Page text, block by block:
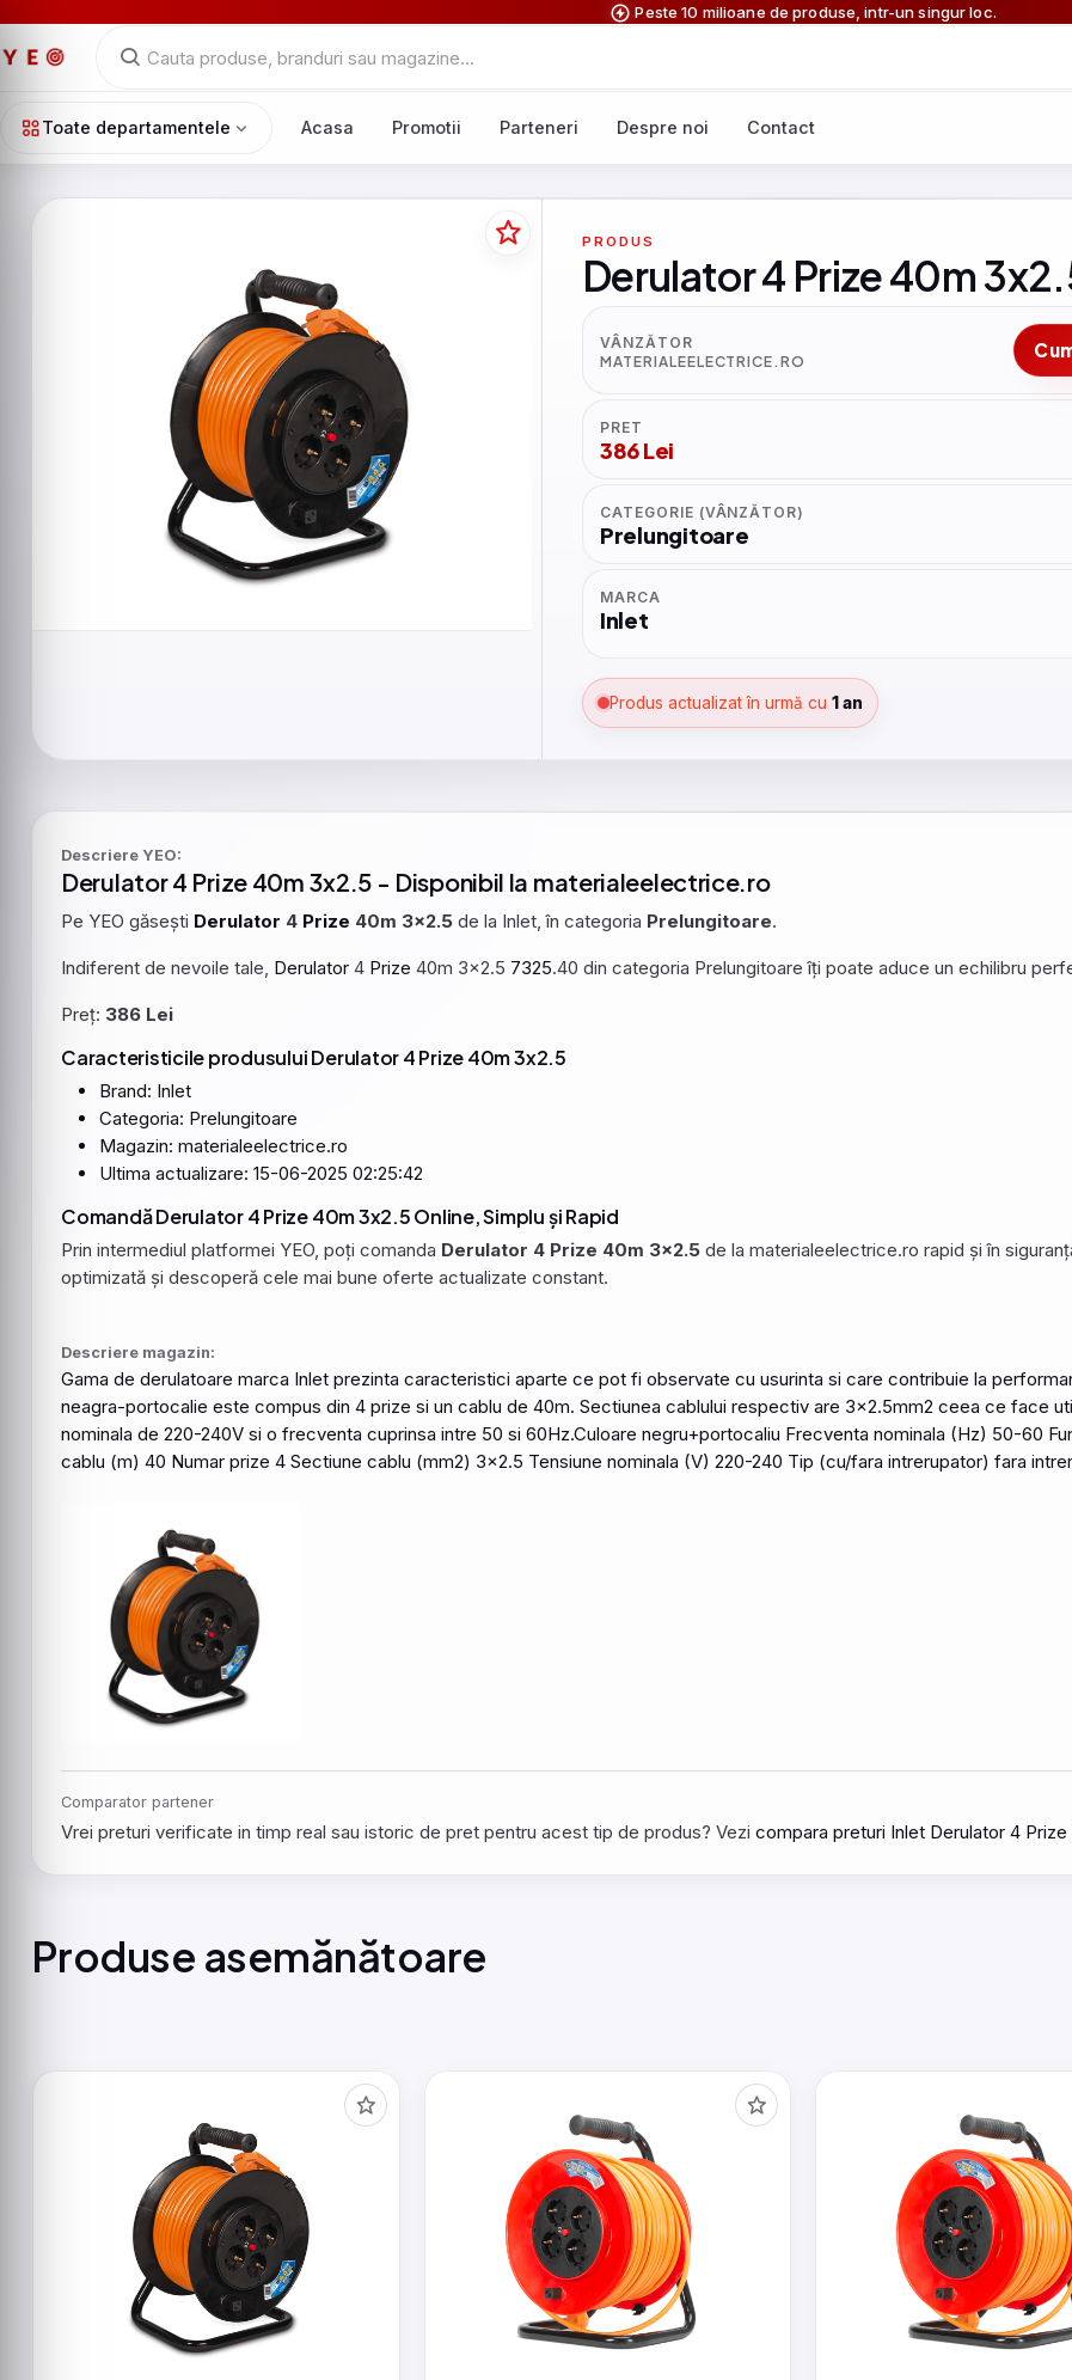
Peste 10 milioane de produse, intr-un singur loc.
Toate departamentele Acasa Promotii Parteneri Despre noi Contact
PRODUS
Derulator 4 Prize 40m
VÂNZĂTOR
MATERIALEELECTRICE.RO
PRET
386 Lei
CATEGORIE (VÂNZĂTOR)
Prelungitoare
MARCA
Inlet
Produs actualizat în urmă cu 1 an
Descriere YEO:
Derulator4 Prize40m 3x2.5 - Disponibil la materialeelectrice.ro
Pe YEO găsești Derulator 4 Prize 40m 3x2.5 de la Inlet, în categoria Prelungitoare.
Indiferent de nevoile tale, Derulator 4 Prize 40m 3x2.5 7325.40 din categoria Prelungitoare îți poate aduce un echilibru
Preț: 386 Lei
Caracteristicile produsului Derulator 4 Prize 40m 3x2.5
Brand: Inlet
Categoria: Prelungitoare
Magazin: materialeelectrice.ro
Ultima actualizare: 15-06-2025 02:25:42
Comandă Derulator 4 Prize 40m 3x2.5 Online, Simplu și Rapid
Prin intermediul platformei YEO, poți comanda Derulator 4 Prize 40m 3x2.5 de la materialeelectrice.ro rapid și în
optimizată și descoperă cele mai bune oferte actualizate constant.
Descriere magazin:
Gama de derulatoare marca Inlet prezinta caracteristici aparte ce pot fi observate cu usurinta si care contribuie la
neagra-portocalie este compus din 4 prize si un cablu de 40m. Sectiunea cablului respectiv are 3x2.5mm2 ceea ce face
nominala de 220-240V si o frecventa cuprinsa intre 50 si 60Hz.Culoare negru+portocaliu Frecventa nominala (Hz) 50-60
cablu (m) 40 Numar prize 4 Sectiune cablu (mm2) 3x2.5 Tensiune nominala (V) 220-240 Tip (cu/fara intrerupator) fara
Comparator partener
Vrei preturi verificate in timp real sau istoric de pret pentru acest tip de produs? Vezi compara preturi Inlet Derulator 4
Produse asemănătoare